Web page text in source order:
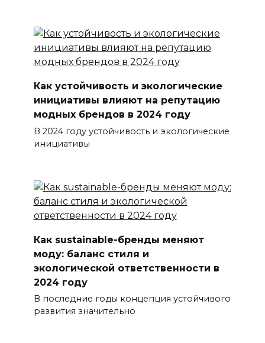
Как устойчивость и экологические
инициативы влияют на репутацию
модных брендов в 2024 году
В 2024 году устойчивость и экологические
инициативы
Как sustainable-бренды меняют
моду: баланс стиля и
экологической ответственности в
2024 году
В последние годы концепция устойчивого
развития значительно